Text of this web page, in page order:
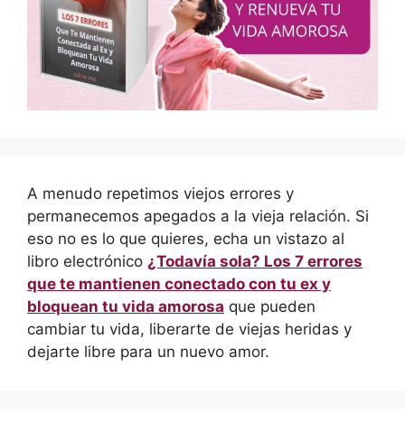
A menudo repetimos viejos errores y
permanecemos apegados a la vieja relación. Si
eso no es lo que quieres, echa un vistazo al
libro electrónico ¿Todavía sola? Los 7 errores
que te mantienen conectado con tu ex y
bloquean tu vida amorosa que pueden
cambiar tu vida, liberarte de viejas heridas y
dejarte libre para un nuevo amor.